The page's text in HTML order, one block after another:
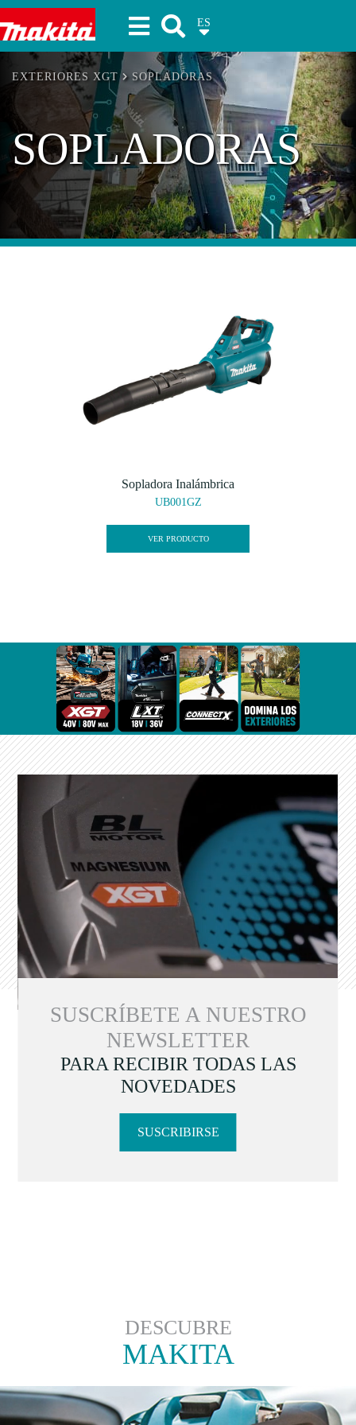
ES
EXTERIORES XGT SOPLADORAS
SOPLADORAS
Sopladora Inalámbrica
UB001GZ
VER PRODUCTO
SUSCRÍBETE A NUESTRO
NEWSLETTER
PARA RECIBIR TODAS LAS
NOVEDADES
SUSCRIBIRSE
DESCUBRE
MAKITA